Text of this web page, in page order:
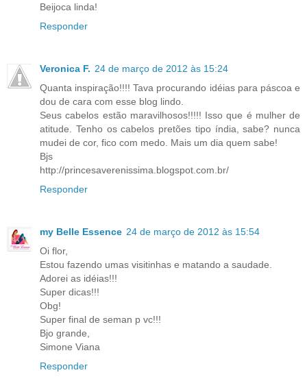
Beijoca linda!
Responder
Veronica F. 24 de março de 2012 às 15:24
Quanta inspiração!!!! Tava procurando idéias para páscoa e
dou de cara com esse blog lindo.
Seus cabelos estão maravilhosos!!!!! Isso que é mulher de
atitude. Tenho os cabelos pretões tipo índia, sabe? nunca
mudei de cor, fico com medo. Mais um dia quem sabe!
Bjs
http://princesaverenissima.blogspot.com.br/
Responder
my Belle Essence 24 de março de 2012 às 15:54
Oi flor,
Estou fazendo umas visitinhas e matando a saudade.
Adorei as idéias!!!
Super dicas!!!
Obg!
Super final de seman p vc!!!
Bjo grande,
Simone Viana
Responder